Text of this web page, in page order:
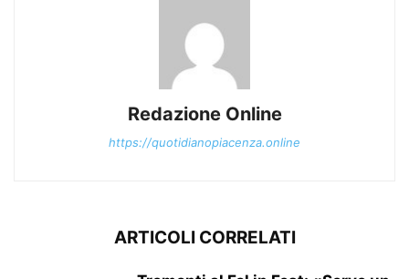
Redazione Online
https://quotidianopiacenza.online
ARTICOLI CORRELATI